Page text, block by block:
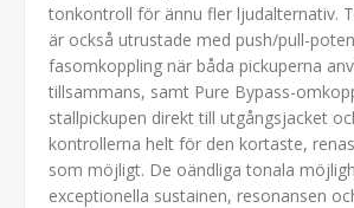
tonkontroll för ännu fler ljudalternativ.
är också utrustade med push/pull-
fasomkoppling när båda pickuperna
tillsammans, samt Pure Bypass-
stallpickupen direkt till utgångsjacket
kontrollerna helt för den kortaste,
som möjligt. De oändliga tonala
exceptionella sustainen, resonansen